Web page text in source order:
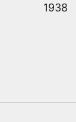
1938